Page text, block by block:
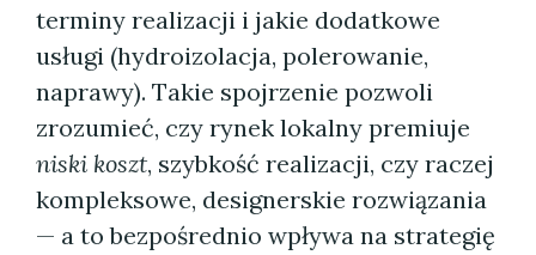
terminy realizacji i jakie dodatkowe
usługi (hydroizolacja, polerowanie,
naprawy). Takie spojrzenie pozwoli
zrozumieć, czy rynek lokalny premiuje
niski koszt, szybkość realizacji, czy raczej
kompleksowe, designerskie rozwiązania
— a to bezpośrednio wpływa na strategię